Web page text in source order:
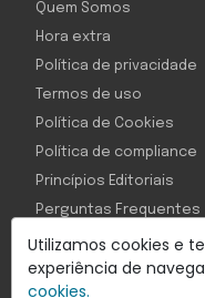
Utilizamos cookies e
experiência de
cookies.
Quem Somos
Hora extra
Política de privacidade
Termos de uso
Política de Cookies
Política de compliance
Princípios Editoriais
Perguntas Frequentes